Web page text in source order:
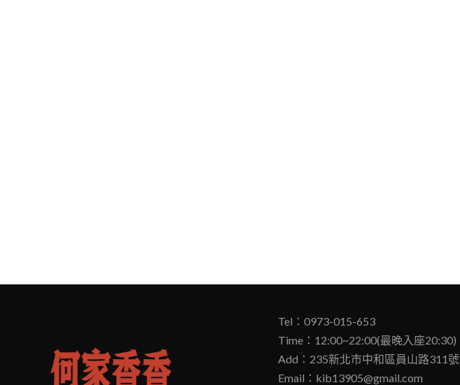
Tel：0973-015-653
Time：12:00~22:00(最晚入座20:30)
Add：235新北市中和區員山路311號
Email：kib13905@gmail.com